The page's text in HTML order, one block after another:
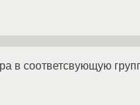
в соответсвующую